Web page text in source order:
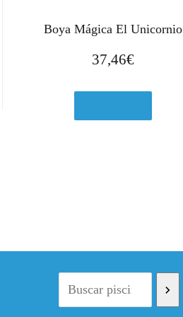
Boya Mágica El Unicornio
37,46€